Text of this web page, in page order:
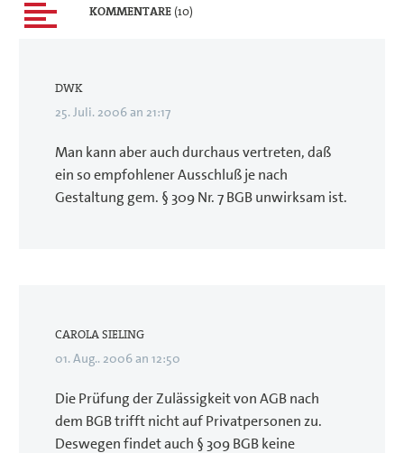
KOMMENTARE (10)
DWK
25. Juli. 2006 an 21:17
Man kann aber auch durchaus vertreten, daß
ein so empfohlener Ausschluß je nach
Gestaltung gem. § 309 Nr. 7 BGB unwirksam ist.
CAROLA SIELING
01. Aug.. 2006 an 12:50
Die Prüfung der Zulässigkeit von AGB nach
dem BGB trifft nicht auf Privatpersonen zu.
Deswegen findet auch § 309 BGB keine